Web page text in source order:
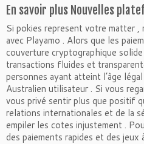
En savoir plus Nouvelles
Si pokies represent votre matter ,
avec Playamo . Alors que les
couverture cryptographique
transactions fluides et
personnes ayant atteint l’âge
Australien utilisateur . Si vous
vous privé sentir plus que positif
relations internationales et de la
empiler les cotes injustement .
des paiements rapides et des jeux